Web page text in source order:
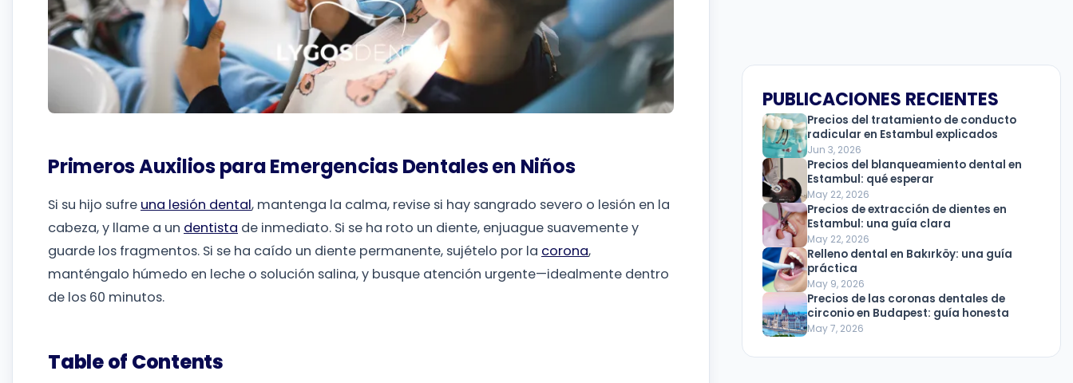
Primeros Auxilios para Emergencias Dentales en Niños
Si su hijo sufre una lesión dental, mantenga la calma, revise si hay sangrado severo o lesión en la
cabeza, y llame a un dentista de inmediato. Si se ha roto un diente, enjuague suavemente y
guarde los fragmentos. Si se ha caído un diente permanente, sujételo por la corona,
manténgalo húmedo en leche o solución salina, y busque atención urgente—idealmente dentro
de los 60 minutos.
Table of Contents
PUBLICACIONES RECIENTES
Precios del tratamiento de conducto
radicular en Estambul explicados
Jun 3, 2026
Precios del blanqueamiento dental en
Estambul: qué esperar
May 22, 2026
Precios de extracción de dientes en
Estambul: una guía clara
May 22, 2026
Relleno dental en Bakırköy: una guía
práctica
May 9, 2026
Precios de las coronas dentales de
circonio en Budapest: guía honesta
May 7, 2026